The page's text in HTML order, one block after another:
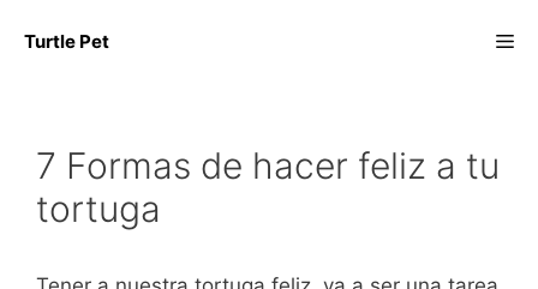
Turtle Pet
7 Formas de hacer feliz a tu
tortuga